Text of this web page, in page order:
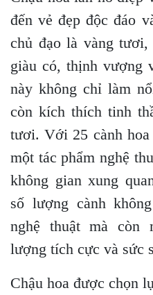
đến vẻ đẹp độc đáo
chủ đạo là vàng
giàu có, thịnh vượng
này không chỉ làm
còn kích thích tinh
tươi. Với 25 cành hoa
một tác phẩm nghệ
không gian xung
số lượng cành
nghệ thuật mà còn
lượng tích cực và sức
Chậu hoa được chọn